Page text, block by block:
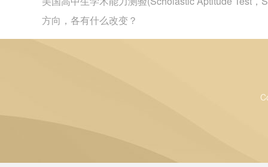
方向，各有什么改变？